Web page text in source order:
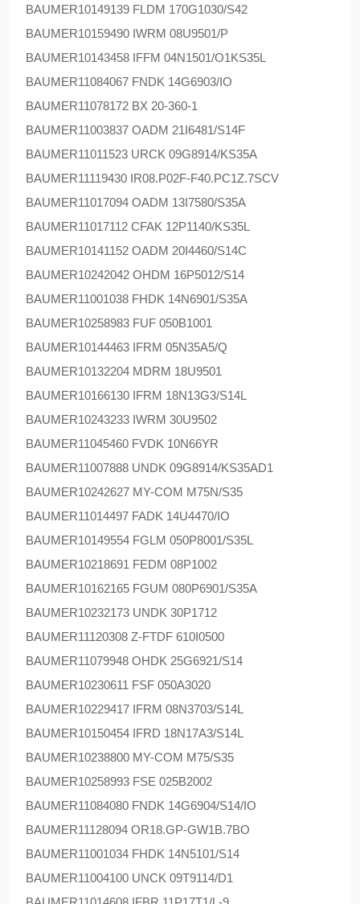
BAUMER10149139 FLDM 170G1030/S42
BAUMER10159490 IWRM 08U9501/P
BAUMER10143458 IFFM 04N1501/O1KS35L
BAUMER11084067 FNDK 14G6903/IO
BAUMER11078172 BX 20-360-1
BAUMER11003837 OADM 21I6481/S14F
BAUMER11011523 URCK 09G8914/KS35A
BAUMER11119430 IR08.P02F-F40.PC1Z.7SCV
BAUMER11017094 OADM 13I7580/S35A
BAUMER11017112 CFAK 12P1140/KS35L
BAUMER10141152 OADM 20I4460/S14C
BAUMER10242042 OHDM 16P5012/S14
BAUMER11001038 FHDK 14N6901/S35A
BAUMER10258983 FUF 050B1001
BAUMER10144463 IFRM 05N35A5/Q
BAUMER10132204 MDRM 18U9501
BAUMER10166130 IFRM 18N13G3/S14L
BAUMER10243233 IWRM 30U9502
BAUMER11045460 FVDK 10N66YR
BAUMER11007888 UNDK 09G8914/KS35AD1
BAUMER10242627 MY-COM M75N/S35
BAUMER11014497 FADK 14U4470/IO
BAUMER10149554 FGLM 050P8001/S35L
BAUMER10218691 FEDM 08P1002
BAUMER10162165 FGUM 080P6901/S35A
BAUMER10232173 UNDK 30P1712
BAUMER11120308 Z-FTDF 610I0500
BAUMER11079948 OHDK 25G6921/S14
BAUMER10230611 FSF 050A3020
BAUMER10229417 IFRM 08N3703/S14L
BAUMER10150454 IFRD 18N17A3/S14L
BAUMER10238800 MY-COM M75/S35
BAUMER10258993 FSE 025B2002
BAUMER11084080 FNDK 14G6904/S14/IO
BAUMER11128094 OR18.GP-GW1B.7BO
BAUMER11001034 FHDK 14N5101/S14
BAUMER11004100 UNCK 09T9114/D1